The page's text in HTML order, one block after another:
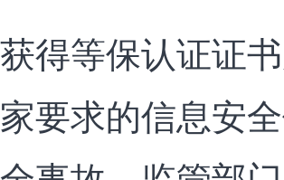
获得等保认证证
家要求的信息安